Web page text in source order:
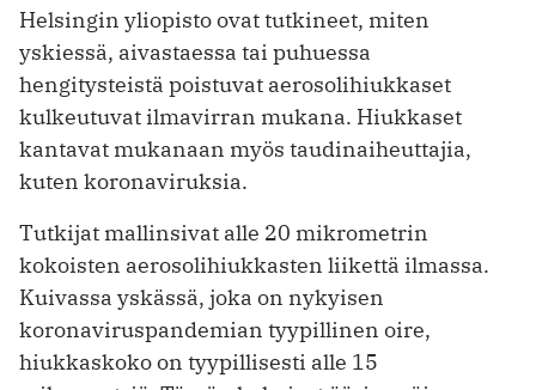
Helsingin yliopisto ovat tutkineet, miten
yskiessä, aivastaessa tai puhuessa
hengitysteistä poistuvat aerosolihiukkaset
kulkeutuvat ilmavirran mukana. Hiukkaset
kantavat mukanaan myös taudinaiheuttajia,
kuten koronaviruksia.
Tutkijat mallinsivat alle 20 mikrometrin
kokoisten aerosolihiukkasten liikettä ilmassa.
Kuivassa yskässä, joka on nykyisen
koronaviruspandemian tyypillinen oire,
hiukkaskoko on tyypillisesti alle 15